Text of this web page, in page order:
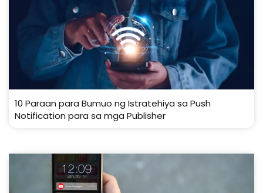
10 Paraan para Bumuo ng Istratehiya sa Push
Notification para sa mga Publisher